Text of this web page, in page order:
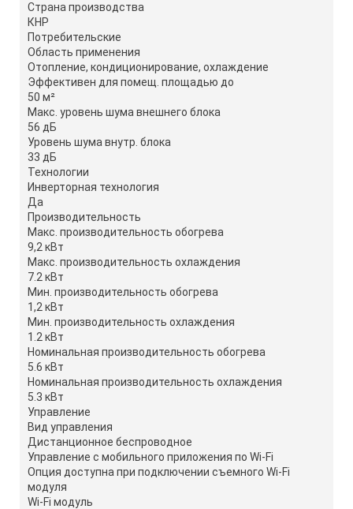
Страна производства
КНР
Потребительские
Область применения
Отопление, кондиционирование, охлаждение
Эффективен для помещ. площадью до
50 м²
Макс. уровень шума внешнего блока
56 дБ
Уровень шума внутр. блока
33 дБ
Технологии
Инверторная технология
Да
Производительность
Макс. производительность обогрева
9,2 кВт
Макс. производительность охлаждения
7.2 кВт
Мин. производительность обогрева
1,2 кВт
Мин. производительность охлаждения
1.2 кВт
Номинальная производительность обогрева
5.6 кВт
Номинальная производительность охлаждения
5.3 кВт
Управление
Вид управления
Дистанционное беспроводное
Управление c мобильного приложения по Wi-Fi
Опция доступна при подключении съемного Wi-Fi
модуля
Wi-Fi модуль